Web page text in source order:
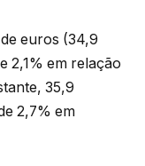
euros (34,9
2,1% em relação
35,9
2,7% em